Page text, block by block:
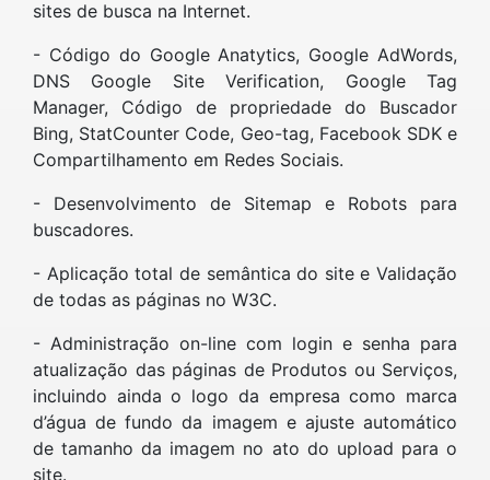
sites de busca na Internet.
- Código do Google Anatytics, Google AdWords,
DNS Google Site Verification, Google Tag
Manager, Código de propriedade do Buscador
Bing, StatCounter Code, Geo-tag, Facebook SDK e
Compartilhamento em Redes Sociais.
- Desenvolvimento de Sitemap e Robots para
buscadores.
- Aplicação total de semântica do site e Validação
de todas as páginas no W3C.
- Administração on-line com login e senha para
atualização das páginas de Produtos ou Serviços,
incluindo ainda o logo da empresa como marca
d’água de fundo da imagem e ajuste automático
de tamanho da imagem no ato do upload para o
site.